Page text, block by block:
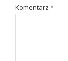
Komentarz *